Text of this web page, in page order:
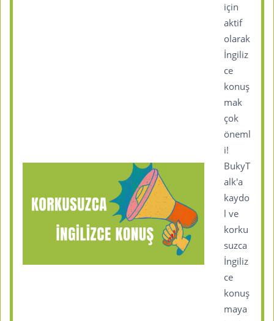
için
aktif
olarak
İngiliz
ce
konuş
mak
çok
öneml
i!
BukyT
alk'a
kaydo
l ve
korku
suzca
İngiliz
ce
konuş
maya